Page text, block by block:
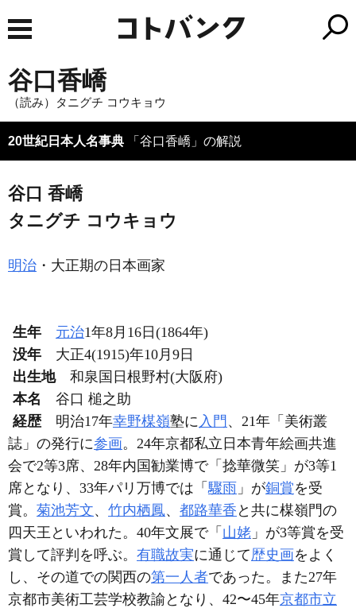
谷口香嶠
（読み）タニグチ コウキョウ
20世紀日本人名事典 「谷口香嶠」の解説
谷口 香嶠
タニグチ コウキョウ
明治 ・大正期の日本画家
生年 元治1年8月16日(1864年)
没年
大正4(1915)年10月9日
出生地
和泉国日根野村(大阪府)
本名
谷口 槌之助
経歴
明治17年幸野楳嶺塾に入門 、21年「美術叢
誌」の発行に参画。24年京都私立日本青年絵画共進
会で2等3席、28年内国勧業博で「捻華微笑」が3等1
席となり、33年パリ万博では「驟雨 」が銅賞を受
賞。 菊池芳文、 竹内栖鳳、 都路華香 と共に楳嶺門の
四天王といわれた。40年文展で「 山姥 」が3等賞を受
賞して評判を呼ぶ。 有職故実に通じて歴史画をよく
し、その道での関西の第一人者であった。また27年
京都市美術工芸学校教諭となり、42〜45年京都市立